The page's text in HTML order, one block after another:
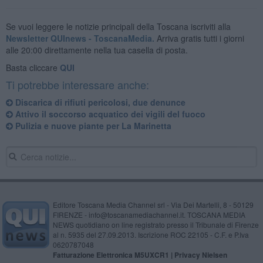
Se vuoi leggere le notizie principali della Toscana iscriviti alla
Newsletter QUInews - ToscanaMedia. Arriva gratis tutti i giorni
alle 20:00 direttamente nella tua casella di posta.
Basta cliccare QUI
Ti potrebbe interessare anche:
Discarica di rifiuti pericolosi, due denunce
Attivo il soccorso acquatico dei vigili del fuoco
Pulizia e nuove piante per La Marinetta
Editore Toscana Media Channel srl - Via Dei Martelli, 8 - 50129
FIRENZE - info@toscanamediachannel.it. TOSCANA MEDIA
NEWS quotidiano on line registrato presso il Tribunale di Firenze
al n. 5935 del 27.09.2013. Iscrizione ROC 22105 - C.F. e P.Iva
0620787048
Fatturazione Elettronica M5UXCR1 | Privacy Nielsen